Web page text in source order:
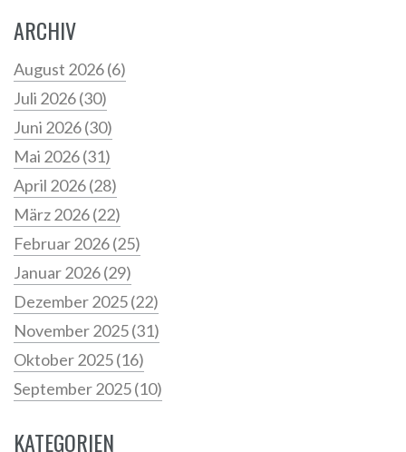
ARCHIV
August 2026(6)
Juli 2026(30)
Juni 2026(30)
Mai 2026(31)
April 2026(28)
März 2026(22)
Februar 2026(25)
Januar 2026(29)
Dezember 2025(22)
November 2025(31)
Oktober 2025(16)
September 2025(10)
KATEGORIEN